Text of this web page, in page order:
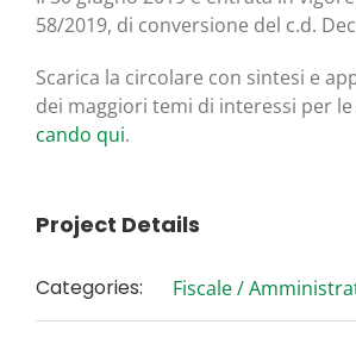
58/2019, di con­ver­sio­ne del c.d.
Sca­ri­ca la cir­co­la­re con sin­te­si e
dei mag­gio­ri temi di inte­res­si per le
can­do qui.
Project Details
Categories: Fiscale /